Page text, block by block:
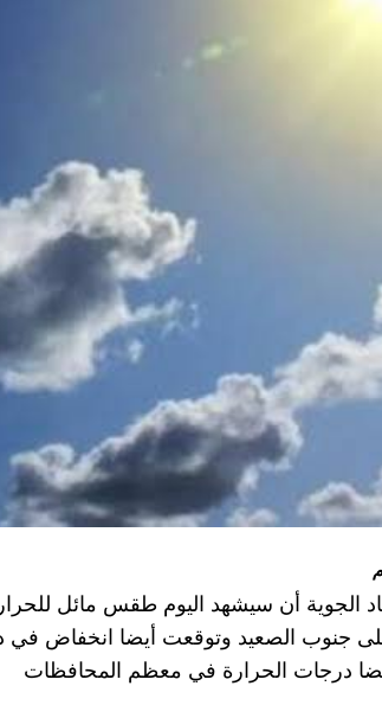
الجوية أن سيشهد اليوم طقس مائل
جنوب الصعيد وتوقعت أيضا انخفاض في
درجات الحرارة في معظم المحافظات